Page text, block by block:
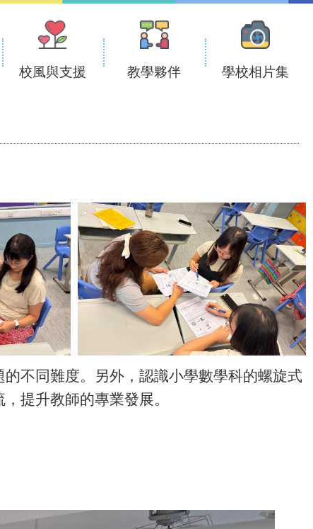
校風與支援 教學夥伴 學校相片集
不同難度。另外，認識小學數學科的螺旋式
提升教師的專業發展。